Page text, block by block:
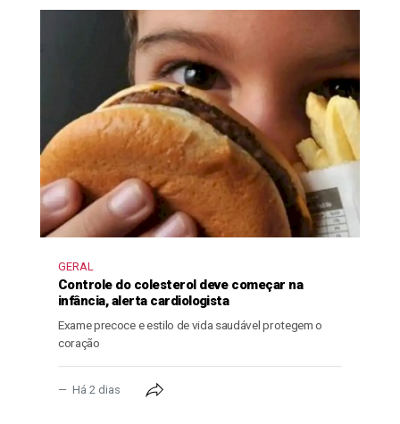
GERAL
Controle do colesterol deve começar na
infância, alerta cardiologista
Exame precoce e estilo de vida saudável protegem o
coração
Há 2 dias